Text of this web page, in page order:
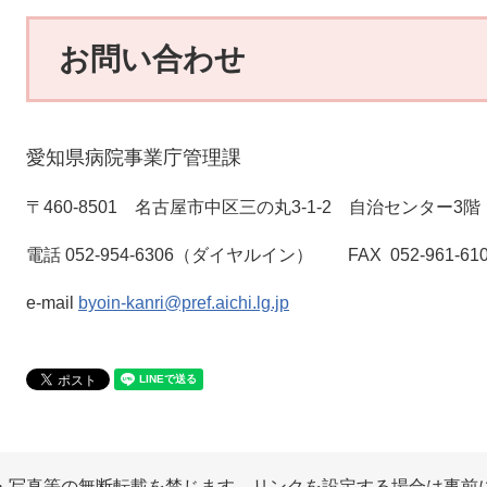
お問い合わせ
愛知県病院事業庁管理課
〒460-8501 名古屋市中区三の丸3-1-2 自治センター3階
電話 052-954-6306（ダイヤルイン） FAX 052-961-
e-mail byoin-kanri@pref.aichi.lg.jp